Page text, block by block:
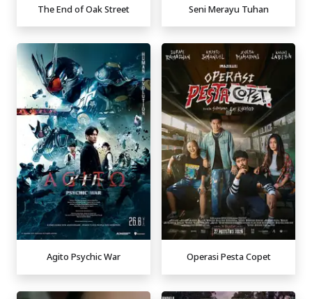
The End of Oak Street Seni Merayu Tuhan
Agito Psychic War Operasi Pesta Copet